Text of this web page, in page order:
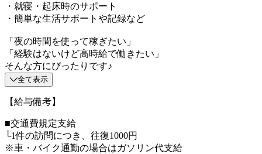
・就寝・起床時のサポート
・簡単な生活サポートや記録など
「夜の時間を使って稼ぎたい」
「経験はないけど高時給で働きたい」
そんな方にぴったりです♪
全て表示
【給与備考】
■交通費規定支給
└1件の訪問につき、往復1000円
※車・バイク通勤の場合はガソリン代支給